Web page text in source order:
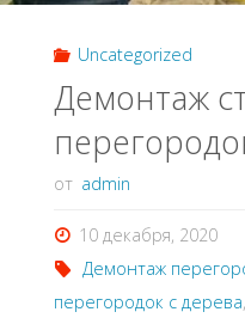
Uncategorized
Демонтаж
от admin
10 декабря, 2020
Демонтаж
перегородок с дерева,